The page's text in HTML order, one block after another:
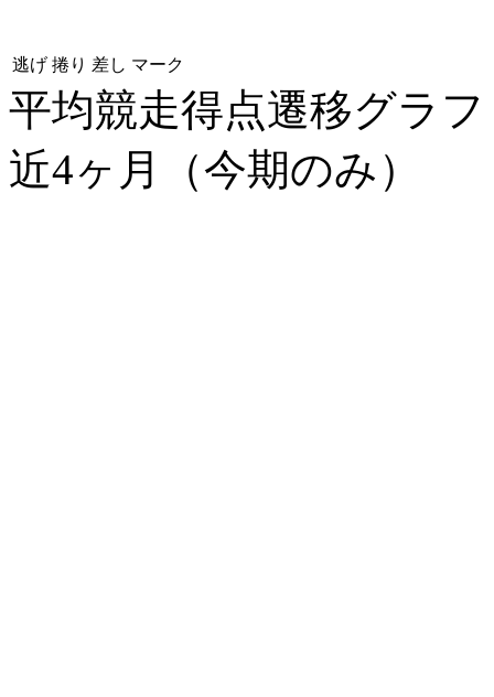
逃げ 捲り 差し マーク
平均競走得点遷移グラ
近4ヶ月（今期のみ）